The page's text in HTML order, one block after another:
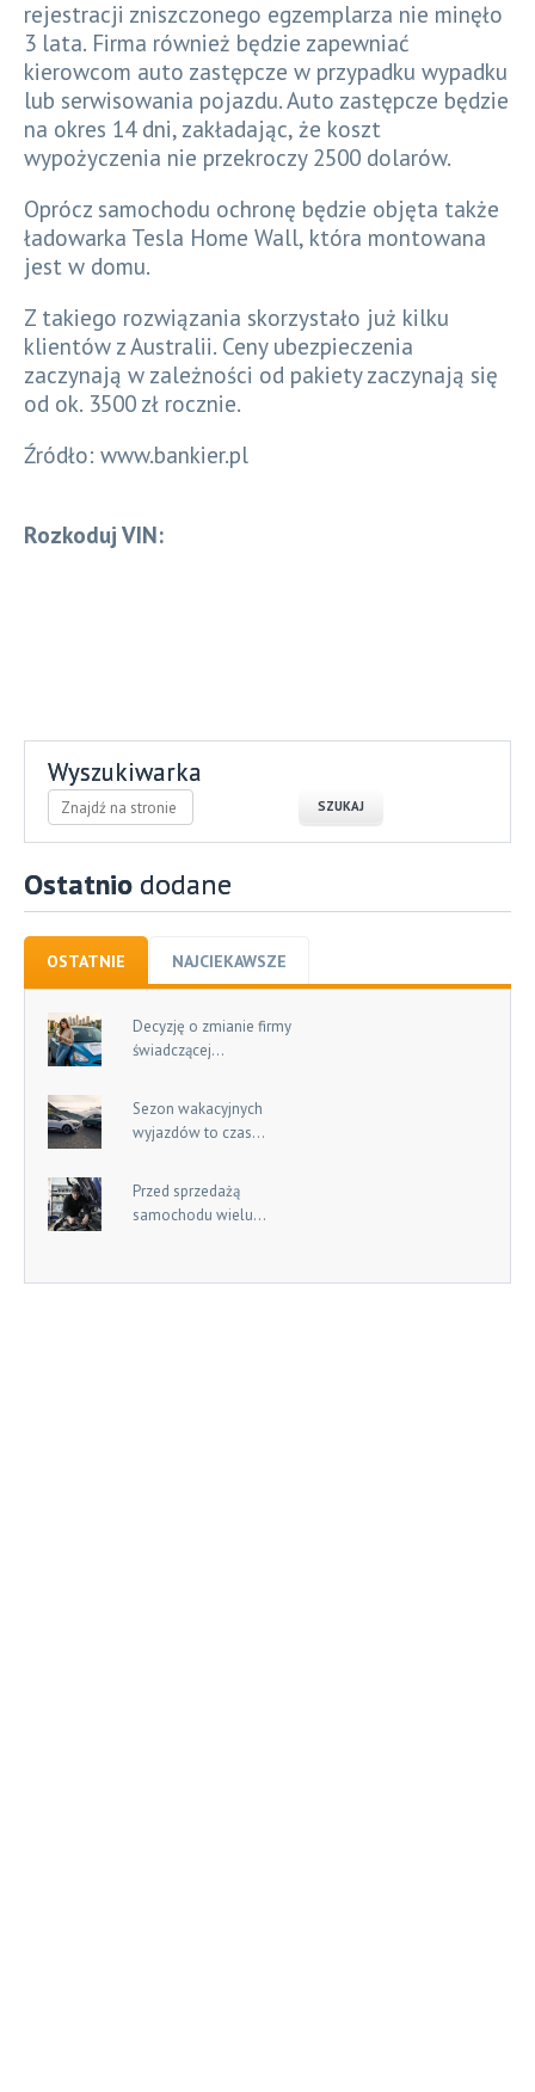
rejestracji zniszczonego egzemplarza nie minęło
3 lata. Firma również będzie zapewniać
kierowcom auto zastępcze w przypadku wypadku
lub serwisowania pojazdu. Auto zastępcze będzie
na okres 14 dni, zakładając, że koszt
wypożyczenia nie przekroczy 2500 dolarów.
Oprócz samochodu ochronę będzie objęta także
ładowarka Tesla Home Wall, która montowana
jest w domu.
Z takiego rozwiązania skorzystało już kilku
klientów z Australii. Ceny ubezpieczenia
zaczynają w zależności od pakiety zaczynają się
od ok. 3500 zł rocznie.
Źródło: www.bankier.pl
Rozkoduj VIN:
Wyszukiwarka
Ostatnio dodane
OSTATNIE NAJCIEKAWSZE
Decyzję o zmianie firmy
świadczącej...
Sezon wakacyjnych
wyjazdów to czas...
Przed sprzedażą
samochodu wielu...